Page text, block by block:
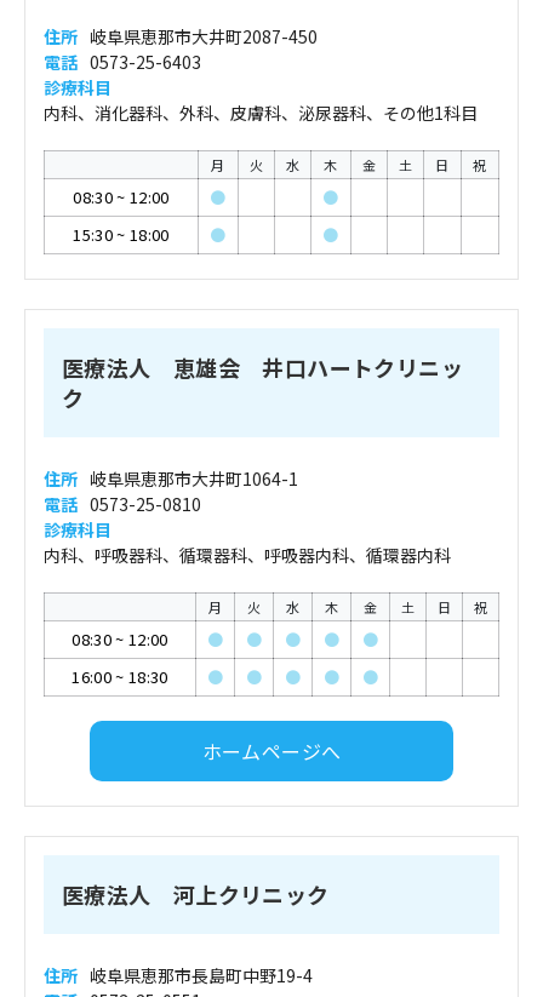
住所 岐阜県恵那市大井町2087-450
電話 0573-25-6403
診療科目
内科、消化器科、外科、皮膚科、泌尿器科、その他1科目
月 火 水 木 金 土 日 祝
08:30~ 12:00 ●
●
15:30~ 18:00 ● ●
医療法人 恵雄会 井口ハートクリニッ
ク
住所 岐阜県恵那市大井町1064-1
電話 0573-25-0810
診療科目
内科、呼吸器科、循環器科、呼吸器内科、循環器内科
月 火 水 木 金 土 日 祝
08:30~ 12:00 ● ● ● ●
●
16:00~ 18:30 ● ● ● ● ●
ホームページへ
医療法人 河上クリニック
住所 岐阜県恵那市長島町中野19-4